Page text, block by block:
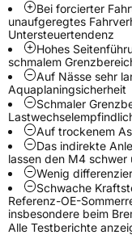
EU Label
EffizienzC
NasshaftungA
Rollgeräusch (Klasse)
Rollgeräusch (dB)70
FahrzeugklasseC1
3PMSF /
Bei forcierter
unaufgeregtes
Untersteuertendenz
Hohes
schmalem
Auf Nässe sehr
Aquaplaningsicherheit
Schmaler
Auf trockenem
Das indirekte
lassen den M4
Wenig
Schwache
Referenz-OE-
insbesondere beim
Alle Testberichte